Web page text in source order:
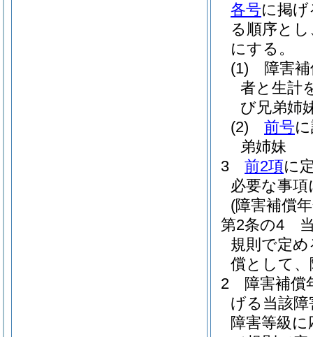
各号に掲
る順序と
にする。
(1)
障害
者と生計
び兄弟姉
(2)
前号
弟姉妹
3
前2項に
必要な事
(障害補償
第2条の4
規則で定
償として
2
障害補償
げる当該
障害等級